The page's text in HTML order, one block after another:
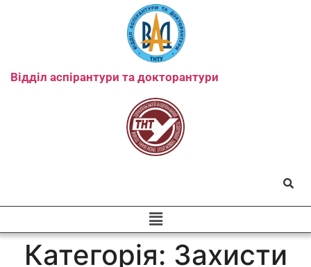
Відділ аспірантури та докторантури
Категорія: Захисти